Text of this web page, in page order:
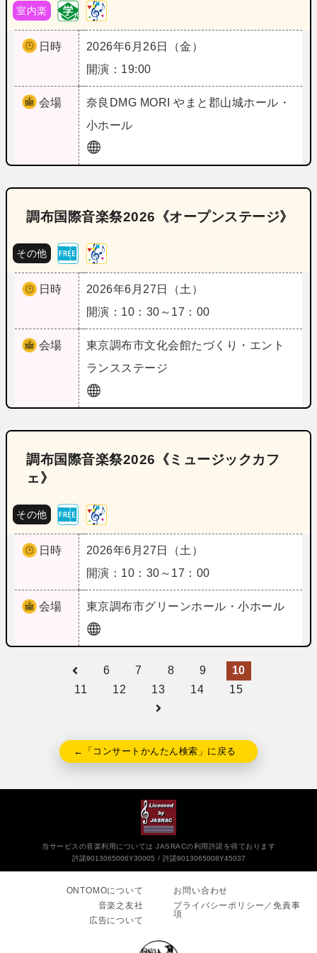
室内楽
日時
2026年6月26日（金）
開演：19:00
会場 奈良 DMG MORI やまと郡山城ホール・
小ホール
調布国際音楽祭2026《オープンステージ》
その他
日時
2026年6月27日（土）
開演：10：30～17：00
会場 東京調布市文化会館たづくり・エント
ランスステージ
調布国際音楽祭2026《ミュージックカフ
ェ》
その他
日時
2026年6月27日（土）
開演：10：30～17：00
会場 東京調布市グリーンホール・小ホール
6 7 8 9
10
11
12 13 14 15
←「コンサートかんたん検索」に戻る
当サービスの音楽利用については JASRACの利用許諾を得ております
許諾9013065006Y30005
許諾9013065008Y45037
ONTOMOについて
音楽之友社
広告について
お問い合わせ
プライバシーポリシー／免責事
項